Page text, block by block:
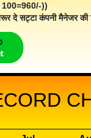
100=960/-))
दे सट्टा कंपनी मैनेजर की